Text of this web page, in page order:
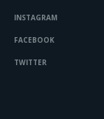
INSTAGRAM
FACEBOOK
TWITTER